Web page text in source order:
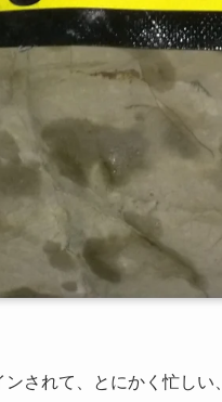
されて、とにかく忙し